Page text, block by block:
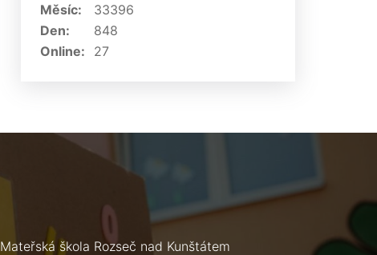
Online: 27
Měsíc:
33396
Den:
848
Mateřská škola Rozseč nad Kunštátem